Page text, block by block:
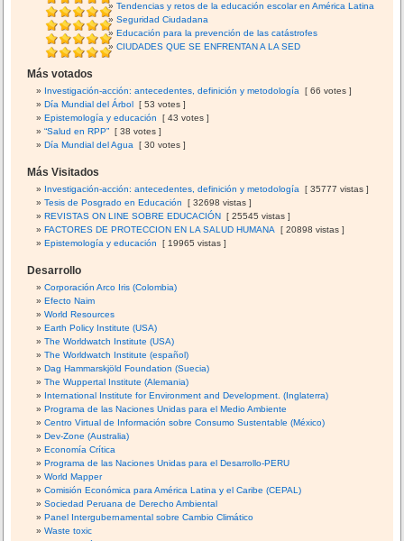
Tendencias y retos de la educación escolar en América Latina
Seguridad Ciudadana
Educación para la prevención de las catástrofes
CIUDADES QUE SE ENFRENTAN A LA SED
Más votados
Investigación-acción: antecedentes, definición y metodología [ 66 votes ]
Día Mundial del Árbol
[ 53 votes ]
Epistemología y educación
[ 43 votes ]
“Salud en RPP” [ 38 votes ]
Día Mundial del Agua [ 30 votes ]
Más Visitados
Investigación-acción: antecedentes, definición y metodología [ 35777 vistas ]
Tesis de Posgrado en Educación
[ 32698 vistas ]
REVISTAS ON LINE SOBRE EDUCACIÓN
[ 25545 vistas ]
FACTORES DE PROTECCION EN LA SALUD HUMANA [ 20898 vistas ]
Epistemología y educación
[ 19965 vistas ]
Desarrollo
Corporación Arco Iris (Colombia)
Efecto Naim
World Resources
Earth Policy Institute (USA)
The Worldwatch Institute (USA)
The Worldwatch Institute (español)
Dag Hammarskjöld Foundation (Suecia)
The Wuppertal Institute (Alemania)
International Institute for Environment and Development. (Inglaterra)
Programa de las Naciones Unidas para el Medio Ambiente
Centro Virtual de Información sobre Consumo Sustentable (México)
Dev-Zone (Australia)
Economía Crítica
Programa de las Naciones Unidas para el Desarrollo-PERU
World Mapper
Comisión Económica para América Latina y el Caribe (CEPAL)
Sociedad Peruana de Derecho Ambiental
Panel Intergubernamental sobre Cambio Climático
Waste toxic